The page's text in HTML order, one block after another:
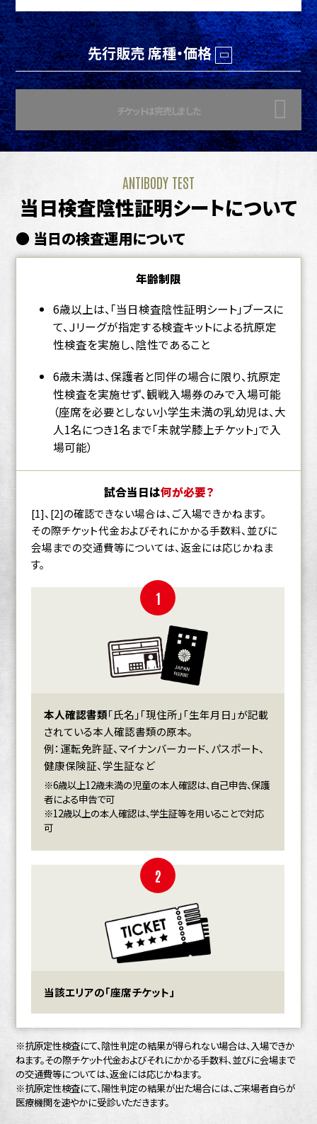
先行販売 席種・価格
チケットは完売しました
ANTIBODY TEST
当日検査陰性証明シートについて
● 当日の検査運用について
年齢制限
6歳以上は、「当日検査陰性証明シート」ブースに
て、Ｊリーグが指定する検査キットによる抗原定
性検査を実施し、陰性であること
6歳未満は、保護者と同伴の場合に限り、抗原定
性検査を実施せず、観戦入場券のみで入場可能
（座席を必要としない小学生未満の乳幼児は、大
人1名につき1名まで「未就学膝上チケット」で入
場可能）
試合当日は何が必要？
[1]、[2]の確認できない場合は、ご入場できかねます。
その際チケット代金およびそれにかかる手数料、並びに
会場までの交通費等については、返金には応じかねま
す。
1
本人確認書類「氏名」「現住所」「生年月日」が記載
されている本人確認書類の原本。
例：運転免許証、マイナンバーカード、パスポート、
健康保険証、学生証など
※6歳以上12歳未満の児童の本人確認は、自己申告、保護
者による申告で可
※12歳以上の本人確認は、学生証等を用いることで対応
可
2
当該エリアの「座席チケット」
※抗原定性検査にて、陰性判定の結果が得られない場合は、入場できか
ねます。その際チケット代金およびそれにかかる手数料、並びに会場まで
の交通費等については、返金には応じかねます。
※抗原定性検査にて、陽性判定の結果が出た場合には、ご来場者自らが
医療機関を速やかに受診いただきます。